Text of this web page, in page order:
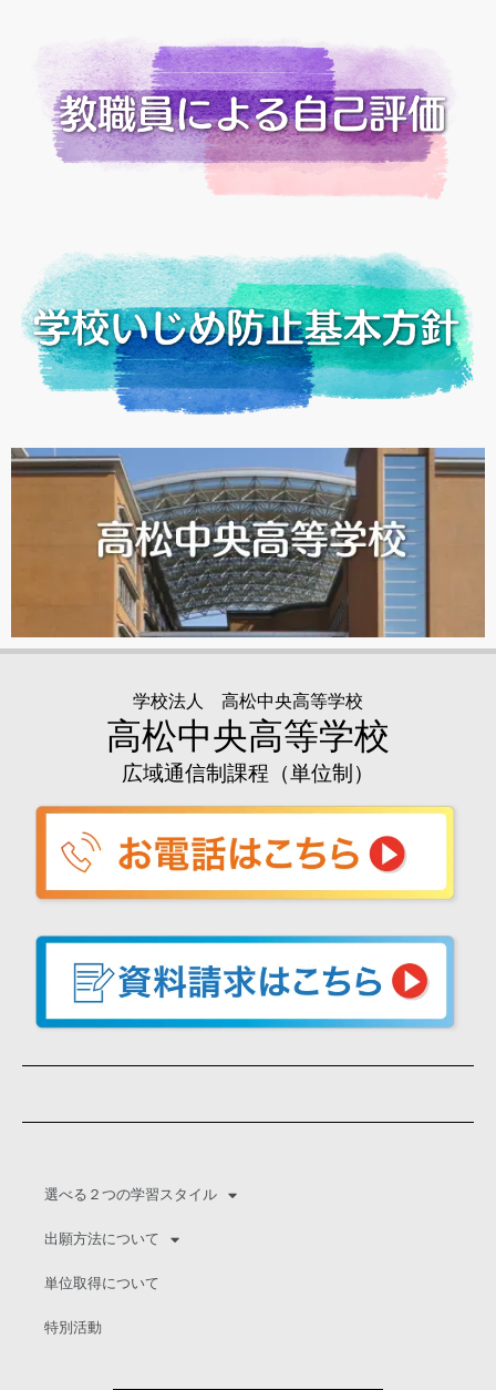
学校法人 高松中央高等学校
高松中央高等学校
広域通信制課程（単位制）
選べる２つの学習スタイル
出願方法について
単位取得について
特別活動